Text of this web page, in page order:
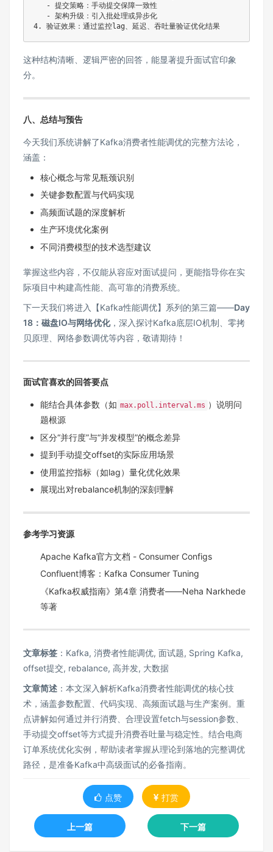
   - 提交策略：手动提交保障一致性
   - 架构升级：引入批处理或异步化
这种结构清晰、逻辑严密的回答，能显著提升面试官印象
分。
八、总结与预告
今天我们系统讲解了Kafka消费者性能调优的完整方法论，
涵盖：
核心概念与常见瓶颈识别
关键参数配置与代码实现
高频面试题的深度解析
生产环境优化案例
不同消费模型的技术选型建议
掌握这些内容，不仅能从容应对面试提问，更能指导你在实
际项目中构建高性能、高可靠的消费系统。
下一天我们将进入【Kafka性能调优】系列的第三篇——Day
18：磁盘IO与网络优化，深入探讨Kafka底层IO机制、零拷
贝原理、网络参数调优等内容，敬请期待！
面试官喜欢的回答要点
能结合具体参数（如 max.poll.interval.ms ）说明问
题根源
区分“并行度”与“并发模型”的概念差异
提到手动提交offset的实际应用场景
使用监控指标（如lag）量化优化效果
展现出对rebalance机制的深刻理解
参考学习资源
Apache Kafka官方文档 - Consumer Configs
Confluent博客：Kafka Consumer Tuning
《Kafka权威指南》第4章 消费者——Neha Narkhede
等著
文章标签 ：Kafka, 消费者性能调优, 面试题, Spring Kafka,
offset提交, rebalance, 高并发, 大数据
文章简述 ：本文深入解析Kafka消费者性能调优的核心技
术，涵盖参数配置、代码实现、高频面试题与生产案例。重
点讲解如何通过并行消费、合理设置fetch与session参数、
手动提交offset等方式提升消费吞吐量与稳定性。结合电商
订单系统优化实例，帮助读者掌握从理论到落地的完整调优
路径，是准备Kafka中高级面试的必备指南。
点赞 打赏
上一篇 下一篇